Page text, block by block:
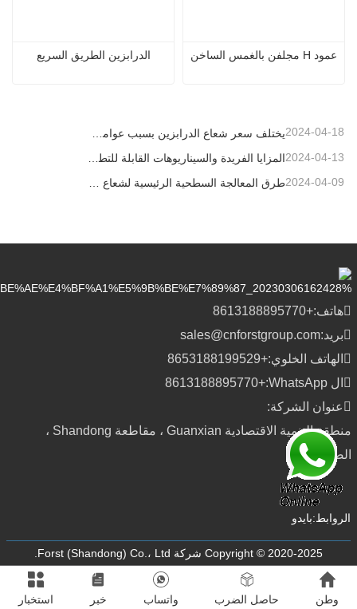
الدرابزين الطريق السريع عمود H مجلفن بالغمس الساخن
2024-04-18
2024-04-13
2024-04-09
هاتف:+8613188895770
بريد:sales@cnforstgroup.com
الهاتف الخلوي:+8653188199529
ال WhatsApp:
+8613188895770
عنوان الشركة:
منطقة التنمية الاقتصادية Guanxian ، مقاطعة Shandong ،
الصين
الروابط:بايدو
Copyright © 2020-2025 شركة Forst (Shandong) Co.، Ltd.
وطن حاصل الضرب واتساب خبر استخبار